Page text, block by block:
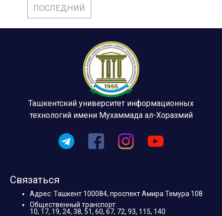
ПОСЛЕДНИЙ
Ташкентский университет информационных
технологий имени Мухаммада ал-Хоразмий
Связаться
Адрес: Ташкент 100084, проспект Амира Темура 108
Общественный транспорт:
10, 17, 19, 24, 38, 51, 60, 67, 72, 93, 115, 140